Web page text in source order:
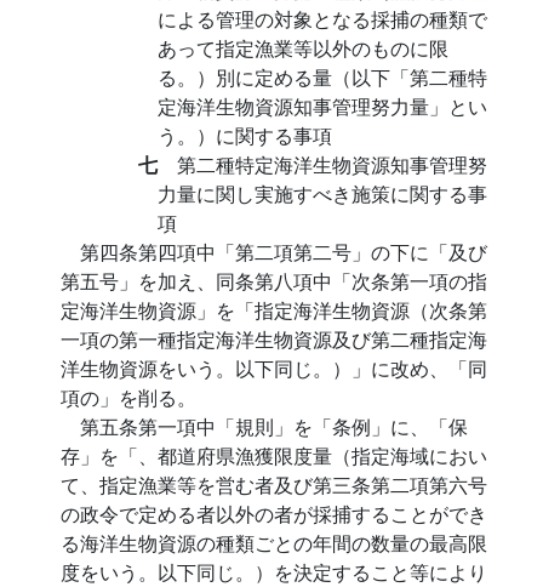
による管理の対象となる採捕の種類で
あって指定漁業等以外のものに限
る。）別に定める量（以下「第二種特
定海洋生物資源知事管理努力量」とい
う。）に関する事項
七 第二種特定海洋生物資源知事管理努
力量に関し実施すべき施策に関する事
項
第四条第四項中「第二項第二号」の下に「及び
第五号」を加え、同条第八項中「次条第一項の指
定海洋生物資源」を「指定海洋生物資源（次条第
一項の第一種指定海洋生物資源及び第二種指定海
洋生物資源をいう。以下同じ。）」に改め、「同
項の」を削る。
第五条第一項中「規則」を「条例」に、「保
存」を「、都道府県漁獲限度量（指定海域におい
て、指定漁業等を営む者及び第三条第二項第六号
の政令で定める者以外の者が採捕することができ
る海洋生物資源の種類ごとの年間の数量の最高限
度をいう。以下同じ。）を決定すること等により